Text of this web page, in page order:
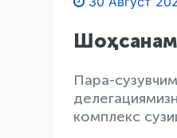
Шоҳсанам
Пара-
комплекс